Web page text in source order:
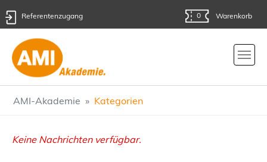
Skip to main content
0 Warenkorb
Referentenzugang
AMI-Akademie Kategorien
Keine Nachrichten verfügbar.